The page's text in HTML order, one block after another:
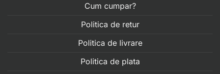
Cum cumpar?
Politica de retur
Politica de livrare
Politica de plata